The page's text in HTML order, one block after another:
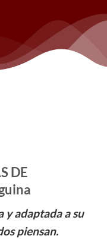
DE
y adaptada a su
piensan.